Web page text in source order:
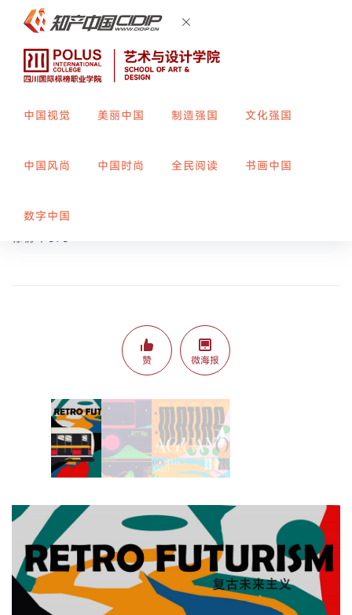
中国视觉 美丽中国 制造强国 文化强国
中国风尚 中国时尚 全民阅读 书画中国
数字中国
指导教师：
标榜平373
赞 微海报